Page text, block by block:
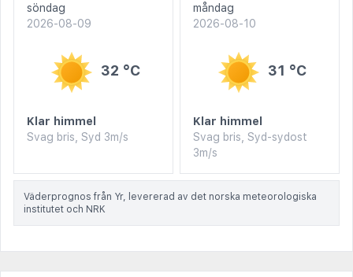
söndag
2026-08-09
32 °C
Klar himmel
Svag bris, Syd 3m/s
måndag
2026-08-10
31 °C
Klar himmel
Svag bris, Syd-sydost
3m/s
Väderprognos från Yr, levererad av det norska meteorologiska
institutet och NRK